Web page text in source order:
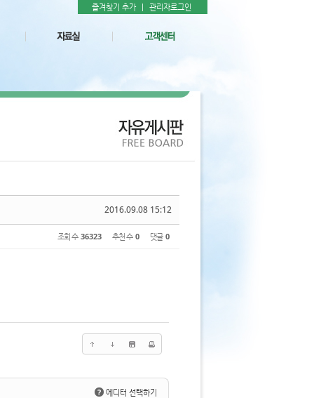
즐겨찾기 추가 관리자로그인
2016.09.08 15:12
조회 수 36323 추천 수 0 댓글 0
? 에디터 선택하기